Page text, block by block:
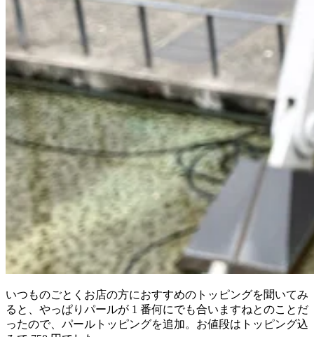
いつものごとくお店の方におすすめのトッピングを聞いてみ
ると、やっぱりパールが 1 番何にでも合いますねとのことだ
ったので、パールトッピングを追加。お値段はトッピング込